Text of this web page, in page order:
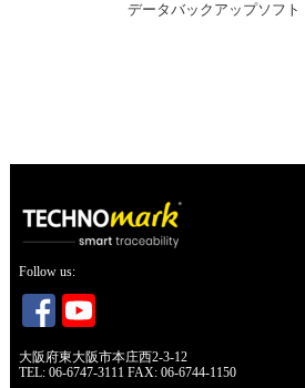
データバックアップソフト
Follow us:
大阪府東大阪市本庄西2-3-12
TEL: 06-6747-3111 FAX: 06-6744-1150